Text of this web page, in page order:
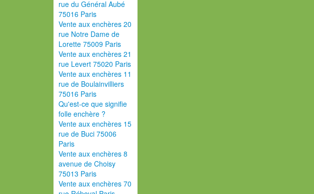
rue du Général Aubé
75016 Paris
Vente aux enchères 20
rue Notre Dame de
Lorette 75009 Paris
Vente aux enchères 21
rue Levert 75020 Paris
Vente aux enchères 11
rue de Boulainvilliers
75016 Paris
Qu'est-ce que signifie
folle enchère ?
Vente aux enchères 15
rue de Buci 75006
Paris
Vente aux enchères 8
avenue de Choisy
75013 Paris
Vente aux enchères 70